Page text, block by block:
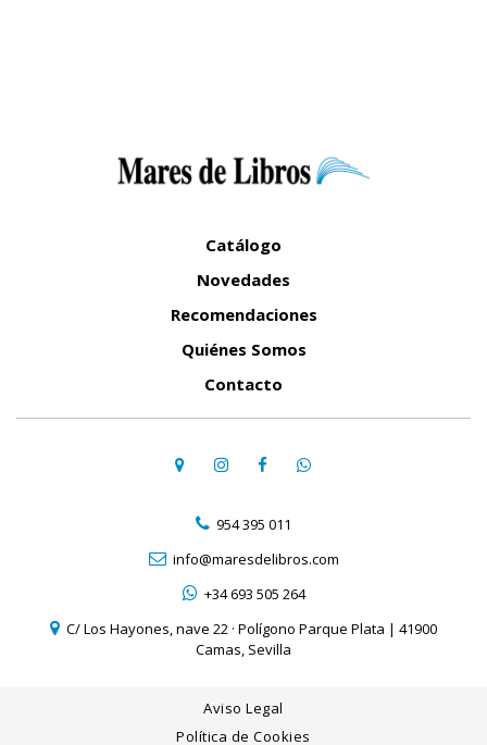
Catálogo
Novedades
Recomendaciones
Quiénes Somos
Contacto
954 395 011
info@maresdelibros.com
+34 693 505 264
C/ Los Hayones, nave 22 · Polígono Parque Plata | 41900
Camas, Sevilla
Aviso Legal
Política de Cookies